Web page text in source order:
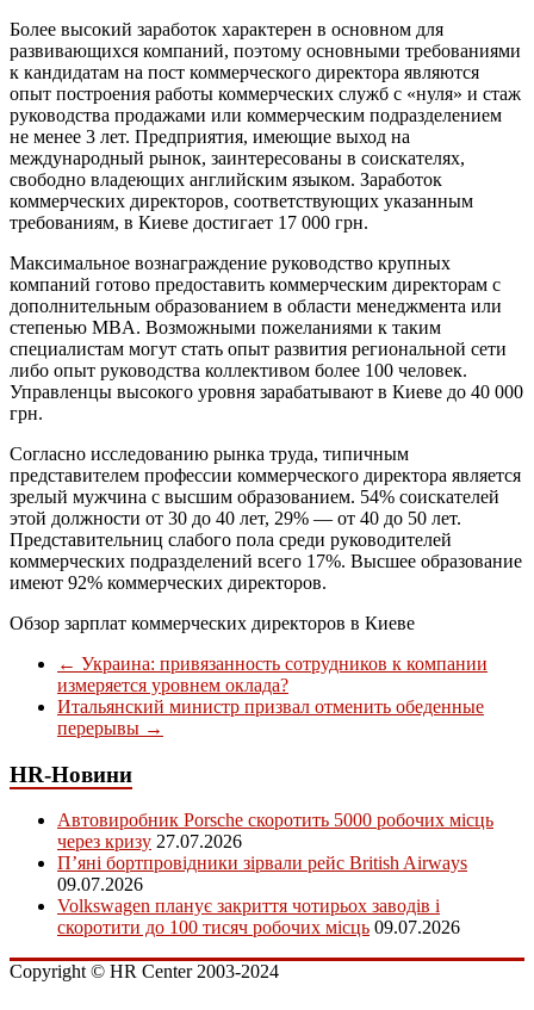
Более высокий заработок характерен в основном для
развивающихся компаний, поэтому основными требованиями
к кандидатам на пост коммерческого директора являются
опыт построения работы коммерческих служб с «нуля» и стаж
руководства продажами или коммерческим подразделением
не менее 3 лет. Предприятия, имеющие выход на
международный рынок, заинтересованы в соискателях,
свободно владеющих английским языком. Заработок
коммерческих директоров, соответствующих указанным
требованиям, в Киеве достигает 17 000 грн.
Максимальное вознаграждение руководство крупных
компаний готово предоставить коммерческим директорам с
дополнительным образованием в области менеджмента или
степенью MBA. Возможными пожеланиями к таким
специалистам могут стать опыт развития региональной сети
либо опыт руководства коллективом более 100 человек.
Управленцы высокого уровня зарабатывают в Киеве до 40 000
грн.
Согласно исследованию рынка труда, типичным
представителем профессии коммерческого директора является
зрелый мужчина с высшим образованием. 54% соискателей
этой должности от 30 до 40 лет, 29% — от 40 до 50 лет.
Представительниц слабого пола среди руководителей
коммерческих подразделений всего 17%. Высшее образование
имеют 92% коммерческих директоров.
Обзор зарплат коммерческих директоров в Киеве
← Украина: привязанность сотрудников к компании
измеряется уровнем оклада?
Итальянский министр призвал отменить обеденные
перерывы →
HR-Новини
Автовиробник Porsche скоротить 5000 робочих місць
через кризу 27.07.2026
П’яні бортпровідники зірвали рейс British Airways
09.07.2026
Volkswagen планує закриття чотирьох заводів і
скоротити до 100 тисяч робочих місць 09.07.2026
Copyright © HR Center 2003-2024